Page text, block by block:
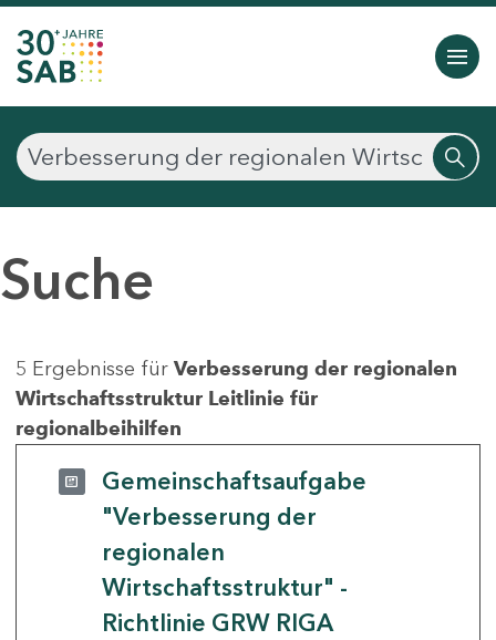
Suche
5 Ergebnisse für Verbesserung der regionalen
Wirtschaftsstruktur Leitlinie für
regionalbeihilfen
Gemeinschaftsaufgabe
"Verbesserung der
regionalen
Wirtschaftsstruktur" -
Richtlinie GRW RIGA